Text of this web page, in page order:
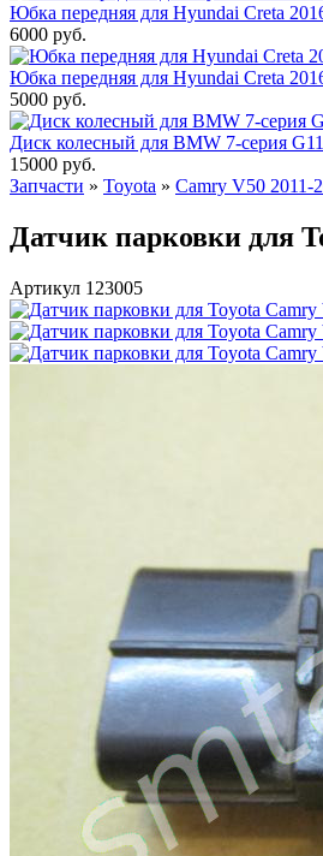
Юбка передняя для Hyundai Creta
6000 руб.
Юбка передняя для Hyundai Creta
5000 руб.
Диск колесный для BMW 7-серия
15000 руб.
Запчасти » Toyota » Camry V50 2011-
Датчик парковки для
Артикул 123005